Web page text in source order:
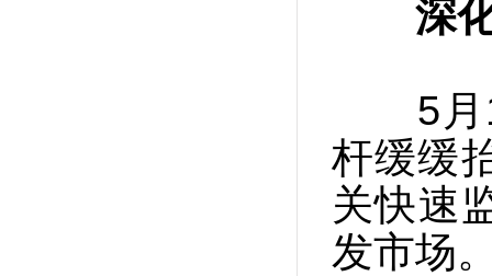
深
5月1
杆缓缓
关快速
发市场